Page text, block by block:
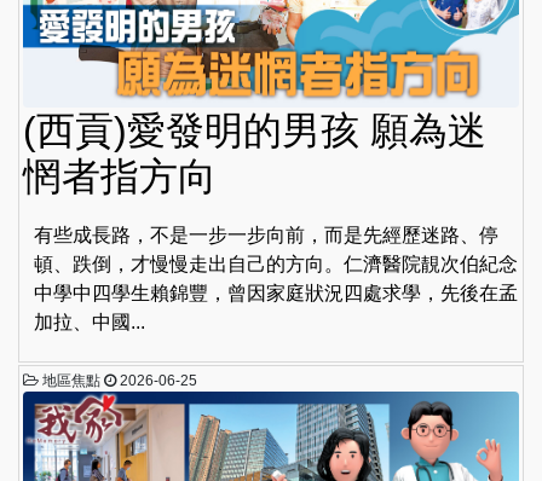
(西貢)愛發明的男孩 願為迷
惘者指方向
有些成長路，不是一步一步向前，而是先經歷迷路、停
頓、跌倒，才慢慢走出自己的方向。仁濟醫院靚次伯紀念
中學中四學生賴錦豐，曾因家庭狀況四處求學，先後在孟
加拉、中國...
地區焦點 2026-06-25